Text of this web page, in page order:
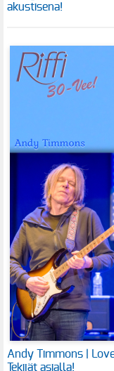
akustisena!
Andy Timmons |
Tekijät asialla!